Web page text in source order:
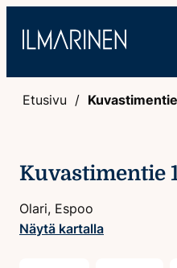
sisältöön
Etusivu
Kuvastimentie
Olari, Espoo
Näytä kartalla